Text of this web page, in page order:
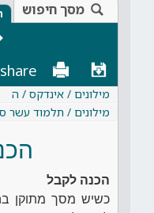
מסך חיפוש
מילונים / אינדקס / ה
מילונים / תלמוד עשר
הכנה לקבל
כשיש מסך מתוקן